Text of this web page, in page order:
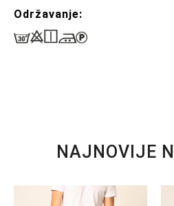
Održavanje:
NAJNOVIJE